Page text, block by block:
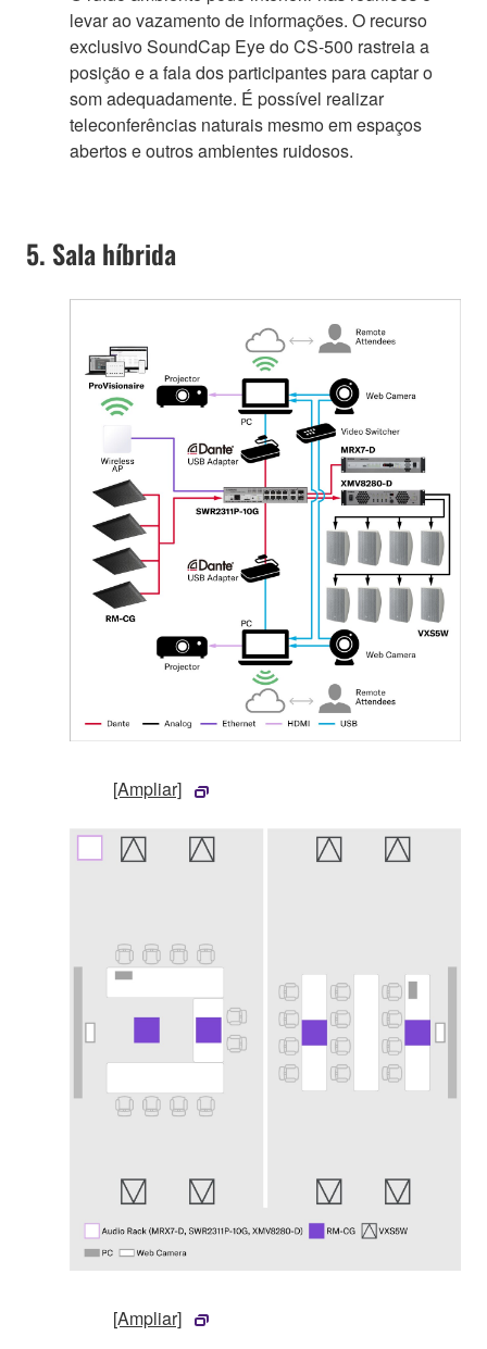
levar ao vazamento de informações. O recurso
exclusivo SoundCap Eye do CS-500 rastreia a
posição e a fala dos participantes para captar o
som adequadamente. É possível realizar
teleconferências naturais mesmo em espaços
abertos e outros ambientes ruidosos.
5. Sala híbrida
[Ampliar]
[Ampliar]